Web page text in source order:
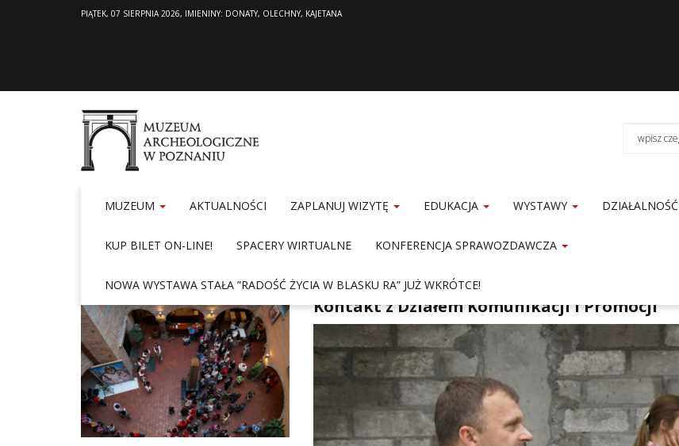
PIĄTEK, 07 SIERPNIA 2026, IMIENINY: DONATY, OLECHNY, KAJETANA
MUZEUM AKTUALNOŚCI ZAPLANUJ WIZYTĘ EDUKACJA WYSTAWY DZIAŁALNOŚĆ
KUP BILET ON-LINE! SPACERY WIRTUALNE KONFERENCJA SPRAWOZDAWCZA
NOWA WYSTAWA STAŁA ”RADOŚĆ ŻYCIA W BLASKU RA” JUŻ WKRÓTCE!
Kontakt z Działem Komunikacji i Promocji